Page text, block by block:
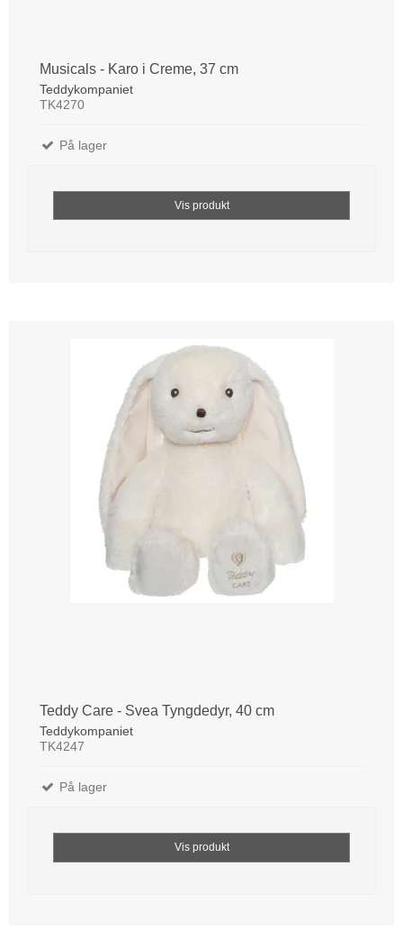
Musicals - Karo i Creme, 37 cm
Teddykompaniet
TK4270
På lager
Vis produkt
Teddy Care - Svea Tyngdedyr, 40 cm
Teddykompaniet
TK4247
På lager
Vis produkt